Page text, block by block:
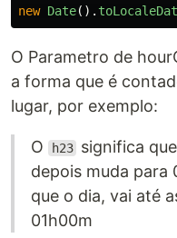
new Date().
O Parametro de
a forma que é
lugar, por exemplo:
O h23 significa
depois muda para
que o dia, vai até
01h00m